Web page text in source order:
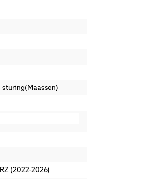
sturing(Maassen)
(2022-2026)